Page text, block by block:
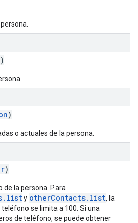
)
)
o actuales de la persona.
)
de la persona. Para
y otherContacts.list, la
se limita a 100. Si una
de teléfono, se puede obtener